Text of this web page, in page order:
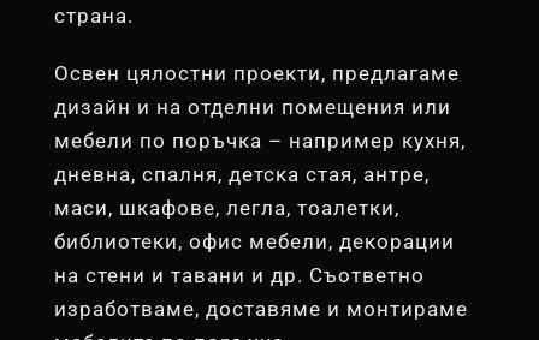
страна.
Освен цялостни проекти, предлагаме
дизайн и на отделни помещения или
мебели по поръчка – например кухня,
дневна, спалня, детска стая, антре,
маси, шкафове, легла, тоалетки,
библиотеки, офис мебели, декорации
на стени и тавани и др. Съответно
изработваме, доставяме и монтираме